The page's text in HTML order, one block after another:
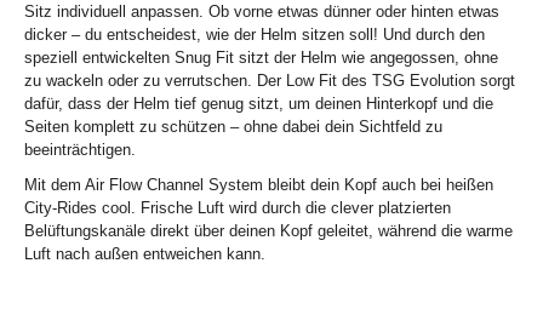
Sitz individuell anpassen. Ob vorne etwas dünner oder hinten etwas
dicker – du entscheidest, wie der Helm sitzen soll! Und durch den
speziell entwickelten Snug Fit sitzt der Helm wie angegossen, ohne
zu wackeln oder zu verrutschen. Der Low Fit des TSG Evolution sorgt
dafür, dass der Helm tief genug sitzt, um deinen Hinterkopf und die
Seiten komplett zu schützen – ohne dabei dein Sichtfeld zu
beeinträchtigen.
Mit dem Air Flow Channel System bleibt dein Kopf auch bei heißen
City-Rides cool. Frische Luft wird durch die clever platzierten
Belüftungskanäle direkt über deinen Kopf geleitet, während die warme
Luft nach außen entweichen kann.